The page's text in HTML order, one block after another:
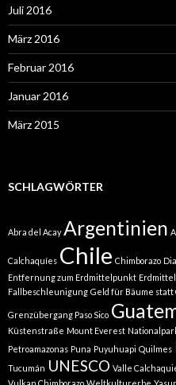
Juli 2016
März 2016
Februar 2016
Januar 2016
März 2015
SCHLAGWÖRTER
Abra del Acay Argentinien
Calchaquíes Chile Chimborazo
Entfernung zum Erdmittelpunkt
Fallbeschleunigung Geld für Bäume statt
Grenzübergang Paso Sico
Küstenstraße Mount Everest
Petroamazonas Puna Puyuhuapi Quilmes
Tucumán UNESCO Valle